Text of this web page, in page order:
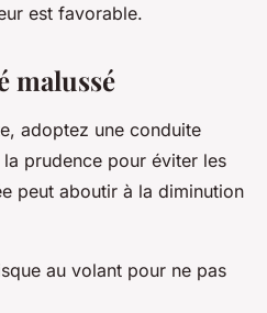
est favorable.
malussé
adoptez une conduite
prudence pour éviter les
peut aboutir à la diminution
au volant pour ne pas